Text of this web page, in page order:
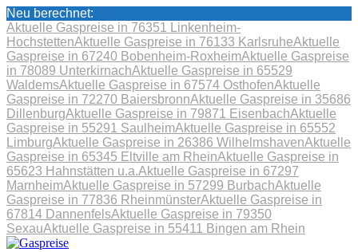
Neu berechnet:
Aktuelle Gaspreise in 76351 Linkenheim-
HochstettenAktuelle Gaspreise in 76133 KarlsruheAktuelle
Gaspreise in 67240 Bobenheim-RoxheimAktuelle Gaspreise
in 78089 UnterkirnachAktuelle Gaspreise in 65529
WaldemsAktuelle Gaspreise in 67574 OsthofenAktuelle
Gaspreise in 72270 BaiersbronnAktuelle Gaspreise in 35686
DillenburgAktuelle Gaspreise in 79871 EisenbachAktuelle
Gaspreise in 55291 SaulheimAktuelle Gaspreise in 65552
LimburgAktuelle Gaspreise in 26386 WilhelmshavenAktuelle
Gaspreise in 65345 Eltville am RheinAktuelle Gaspreise in
65623 Hahnstätten u.a.Aktuelle Gaspreise in 67297
MarnheimAktuelle Gaspreise in 57299 BurbachAktuelle
Gaspreise in 77836 RheinmünsterAktuelle Gaspreise in
67814 DannenfelsAktuelle Gaspreise in 79350
SexauAktuelle Gaspreise in 55411 Bingen am Rhein
Skip